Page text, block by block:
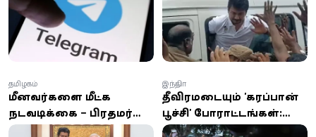
உத்தரவு!
மீனவர்களை மீட்க
நடவடிக்கை – பிரதமர்
மோடியிடம் முதல்-
தமிழகம்
தீவிரமடையும் 'கரப்பான்
பூச்சி' போராட்டங்கள்:
இந்திய எதிர்க்கட்சித்
இந்தியா